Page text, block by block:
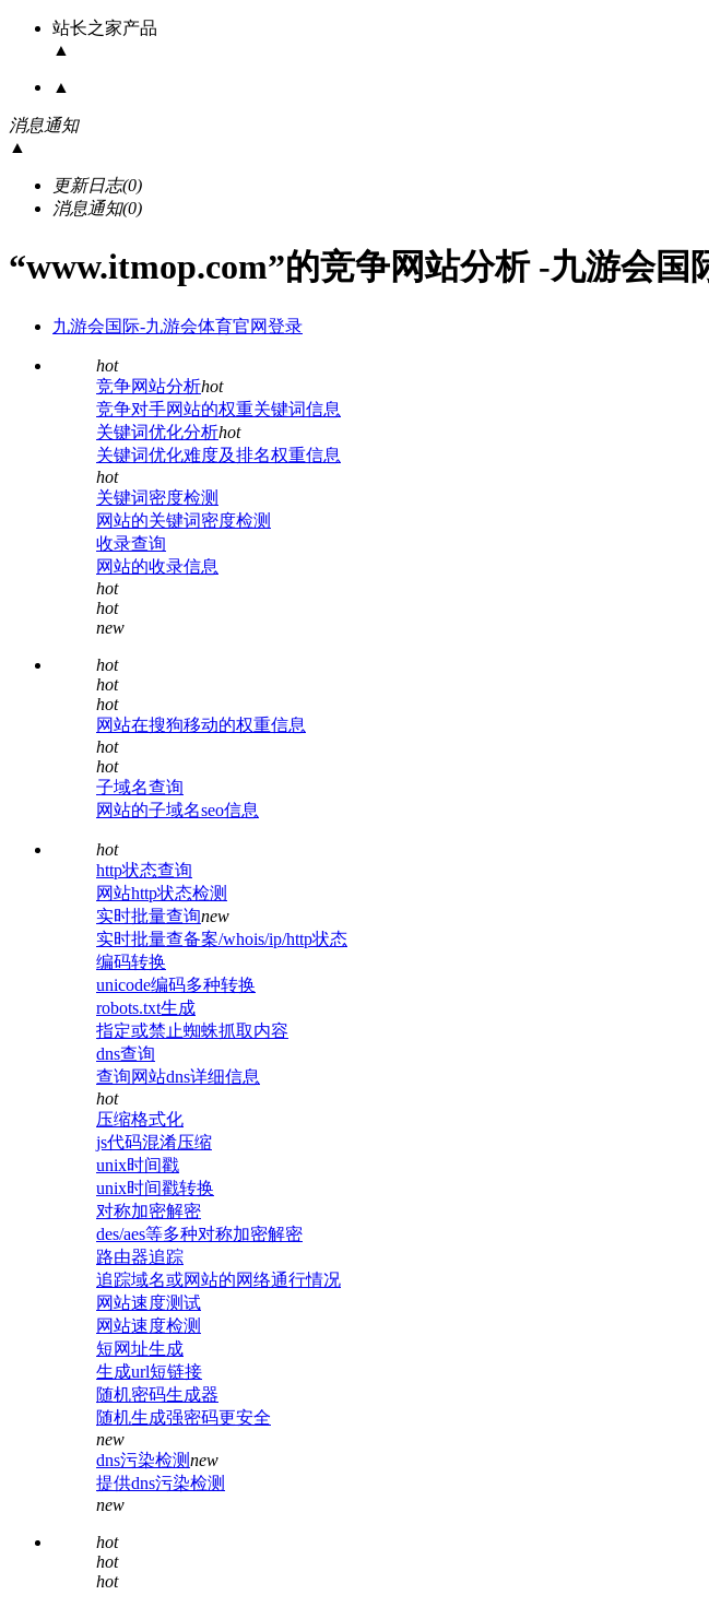
站长之家产品
▲
▲
消息通知
▲
更新日志(0)
消息通知(0)
“www.itmop.com”的竞争网站分析 -九游会国
九游会国际-九游会体育官网登录
hot
竞争网站分析hot
竞争对手网站的权重关键词信息
关键词优化分析hot
关键词优化难度及排名权重信息
hot
关键词密度检测
网站的关键词密度检测
收录查询
网站的收录信息
hot
hot
new
hot
hot
hot
网站在搜狗移动的权重信息
hot
hot
子域名查询
网站的子域名seo信息
hot
http状态查询
网站http状态检测
实时批量查询new
实时批量查备案/whois/ip/http状态
编码转换
unicode编码多种转换
robots.txt生成
指定或禁止蜘蛛抓取内容
dns查询
查询网站dns详细信息
hot
压缩格式化
js代码混淆压缩
unix时间戳
unix时间戳转换
对称加密解密
des/aes等多种对称加密解密
路由器追踪
追踪域名或网站的网络通行情况
网站速度测试
网站速度检测
短网址生成
生成url短链接
随机密码生成器
随机生成强密码更安全
new
dns污染检测new
提供dns污染检测
new
hot
hot
hot